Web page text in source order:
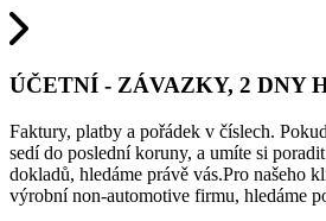
ÚČETNÍ - ZÁVAZKY, 2 DNY
Faktury, platby a pořádek v číslech.
sedí do poslední koruny, a umíte si
dokladů, hledáme právě vás.Pro našeho
výrobní non-automotive firmu, hledáme